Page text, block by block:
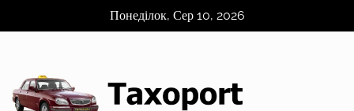
Понеділок, Сер 10, 2026